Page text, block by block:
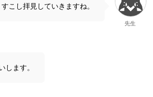
すこし拝見していきますね。
先生
します。